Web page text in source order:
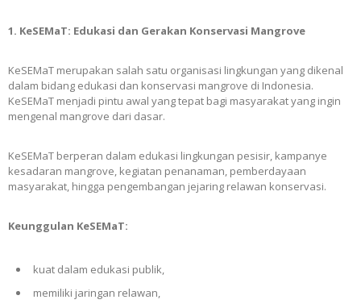
1. KeSEMaT: Edukasi dan Gerakan Konservasi Mangrove
KeSEMaT merupakan salah satu organisasi lingkungan yang dikenal
dalam bidang edukasi dan konservasi mangrove di Indonesia.
KeSEMaT menjadi pintu awal yang tepat bagi masyarakat yang ingin
mengenal mangrove dari dasar.
KeSEMaT berperan dalam edukasi lingkungan pesisir, kampanye
kesadaran mangrove, kegiatan penanaman, pemberdayaan
masyarakat, hingga pengembangan jejaring relawan konservasi.
Keunggulan KeSEMaT:
kuat dalam edukasi publik,
memiliki jaringan relawan,